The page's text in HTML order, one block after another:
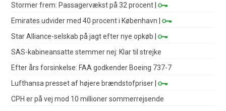
Stormer frem: Passagervækst på 32 procent |
Emirates udvider med 40 procent i København |
Star Alliance-selskab på jagt efter nye opkøb |
SAS-kabineansatte stemmer nej: Klar til strejke
Efter års forsinkelse: FAA godkender Boeing 737-7
Lufthansa presset af højere brændstofpriser |
CPH er på vej mod 10 millioner sommerrejsende